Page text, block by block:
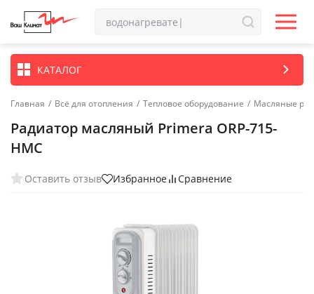
КАТАЛОГ
Главная / Всё для отопления / Тепловое оборудование / Масляные
Радиатор масляный Primera ORP-715-
HMC
Оставить отзыв Избранное Сравнение